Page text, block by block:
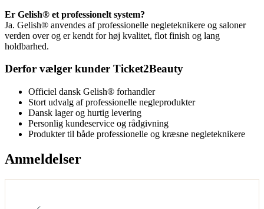
Er Gelish® et professionelt system?
Ja. Gelish® anvendes af professionelle negleteknikere og saloner
verden over og er kendt for høj kvalitet, flot finish og lang
holdbarhed.
Derfor vælger kunder Ticket2Beauty
Officiel dansk Gelish® forhandler
Stort udvalg af professionelle negleprodukter
Dansk lager og hurtig levering
Personlig kundeservice og rådgivning
Produkter til både professionelle og kræsne negleteknikere
Anmeldelser